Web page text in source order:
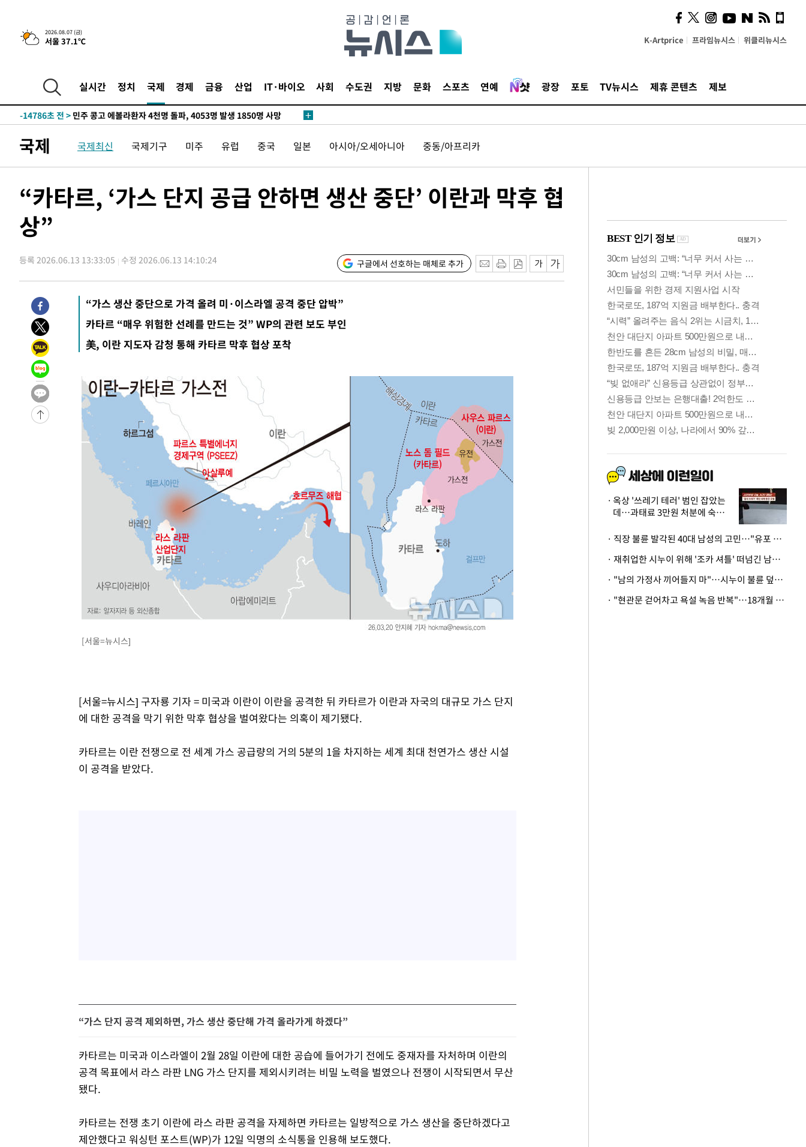
2026.08.07 (금)
서울 37.1℃ K-Artprice 프라임뉴시스 위클리뉴시스
실시간 정치 국제 경제 금융 산업 IT·바이오 사회 수도권 지방 문화 스포츠 연예 광장 포토 TV뉴시스 제휴 콘텐츠 제보
-29477초 전 >[속보]규제합리화위원회 부위원장에 김태유 서울대 공대 교수…이
병태 후임
-25835초 전 > [속보]국힘 윤리위, '돌려차기 발언' 진종오·서범수 징계 절차 개시
25.3%↑
-18320초 전 >
[속보]'채상병 순직 책임' 임성근, 항소심도 징역 3년
-18186초 전 >
-14786초 전 > 민주 콩고 에볼라환자 4천명 돌파, 4053명 발생 1850명 사망
-13230초 전 >
"미 전국적 살모네라 식중독 원인은 멕시코산 할라피뇨"-- CDC
-11743초 전 >[속보]경찰·노동부, HL만도 평택사업장 끼임 사망 관련 압수수색
압수수색
-11379초 전 > [속보]원·달러 환율, 오전 9시 1423.8원
-11175초 전 >
-11161초 전 >
-8294초 전 >시리아 다마스쿠스 교외에서 미니버스 폭발.. 14명 부상, 3명은 중태
-7592초 전 >입추에도 극한더위…서울 낮 39도 '폭염중대경보'
-2556초 전 >
이란, 호르무즈서 "적국 목표물들"과 대치로 남부 케슘섬에서 두차
례 큰 폭발음
-31631초 전 >
[속보]종합특검, '계엄 수용공간 확보' 신용해 前교정본부장 기소
-30504초 전 >
-30475초 전 >
11시간 압수수색에 성접대 파문까지…'쑥대밭' 된 축구협회
-29497초 전 >
병태 후임
-25855초 전 >
[속보]국힘 윤리위, '돌려차기 발언' 진종오·서범수 징계 절차 개시
-21180초 전 >
[속보] 7월 중국 수출 23.9%↑ 수입 27.5%↑…무역총액
25.3%↑
-18340초 전 >
[속보]'채상병 순직 책임' 임성근, 항소심도 징역 3년
[속보]종합특검, '관저이전 봐주기 감사' 유병호 구속기소
민주 콩고 에볼라환자 4천명 돌파, 4053명 발생 1850명 사망
[속보]'300억원대 사기 혐의' 차가원 대표 구속 송치
"미 전국적 살모네라 식중독 원인은 멕시코산 할라피뇨"-- CDC
[속보]경찰·노동부, HL만도 평택사업장 끼임 사망 관련 압수수색
[속보]합수본, '투표율 허위 입력' 중앙·서울·경기도 선관위 등 9곳
[속보]원·달러 환율, 오전 9시 1423.8원
[속보]삼성전자·SK하이닉스 동반 강보합…1%대 상승 출발
[속보]코스닥, 5.95포인트(0.74%) 상승한 807.62개장
[속보]코스피, 6300선 재탈환…1.09% 오른 6365.07 개장
시리아 다마스쿠스 교외에서 미니버스 폭발.. 14명 부상, 3명은 중태
입추에도 극한더위…서울 낮 39도 '폭염중대경보'
이란, 호르무즈서 "적국 목표물들"과 대치로 남부 케슘섬에서 두차
국제 국제최신 국제기구 미주 유럽 중국 일본 아시아/오세아니아 중동/아프리카
“카타르, ‘가스 단지 공급 안하면 생산 중단’ 이란과 막후 협
상”
등록 2026.06.13 13:33:05 수정 2026.06.13 14:10:24 구글에서 선호하는 매체로 추가
“가스 생산 중단으로 가격 올려 미·이스라엘 공격 중단 압박”
카타르 “매우 위험한 선례를 만드는 것” WP의 관련 보도 부인
美, 이란 지도자 감청 통해 카타르 막후 협상 포착
[서울=뉴시스]
[서울=뉴시스] 구자룡 기자 = 미국과 이란이 이란을 공격한 뒤 카타르가 이란과 자국의 대규모 가스 단지
에 대한 공격을 막기 위한 막후 협상을 벌여왔다는 의혹이 제기됐다.
카타르는 이란 전쟁으로 전 세계 가스 공급량의 거의 5분의 1을 차지하는 세계 최대 천연가스 생산 시설
이 공격을 받았다.
“가스 단지 공격 제외하면, 가스 생산 중단해 가격 올라가게 하겠다”
카타르는 미국과 이스라엘이 2월 28일 이란에 대한 공습에 들어가기 전에도 중재자를 자처하며 이란의
공격 목표에서 라스 라판 LNG 가스 단지를 제외시키려는 비밀 노력을 벌였으나 전쟁이 시작되면서 무산
됐다.
카타르는 전쟁 초기 이란에 라스 라판 공격을 자제하면 카타르는 일방적으로 가스 생산을 중단하겠다고
제안했다고 워싱턴 포스트(WP)가 12일 익명의 소식통을 인용해 보도했다.
시, 스마트폰 액세서리에
NFC 더했다
옥상 '쓰레기 테러' 범인 잡았는
데…과태료 3만원 처분에 숙박업
· 직장 불륜 발각된 40대 남성의 고민…"유포 동료 명예훼손·협박죄 고소 가능할까"
· 재취업한 시누이 위해 '조카 셔틀' 떠넘긴 남편…아내 "난 못한다"
· "남의 가정사 끼어들지 마"…시누이 불륜 덮으려는 남편에 억울한 아내
· "현관문 걷어차고 욕설 녹음 반복"…18개월 아기 키우는 집 뒤흔든 '앞집의 비극'